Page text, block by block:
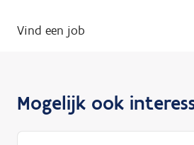
Vind een job
Mogelijk ook